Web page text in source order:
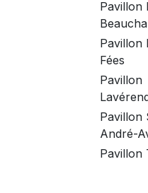
Pavillon
Pavillon
Fées
Pavillon
Pavillon
André-
Pavillon